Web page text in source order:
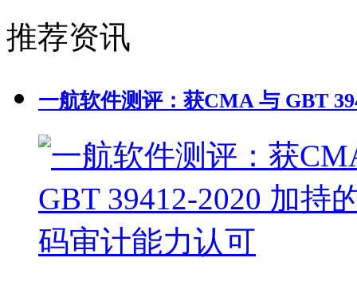
推荐资讯
一航软件测评：获CMA 与 GBT